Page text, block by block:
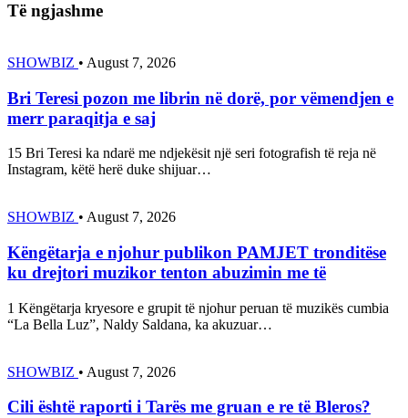
Të ngjashme
SHOWBIZ • August 7, 2026
Bri Teresi pozon me librin në dorë, por vëmendjen e
merr paraqitja e saj
15 Bri Teresi ka ndarë me ndjekësit një seri fotografish të reja në
Instagram, këtë herë duke shijuar…
SHOWBIZ • August 7, 2026
Këngëtarja e njohur publikon PAMJET tronditëse
ku drejtori muzikor tenton abuzimin me të
1 Këngëtarja kryesore e grupit të njohur peruan të muzikës cumbia
“La Bella Luz”, Naldy Saldana, ka akuzuar…
SHOWBIZ • August 7, 2026
Cili është raporti i Tarës me gruan e re të Bleros?